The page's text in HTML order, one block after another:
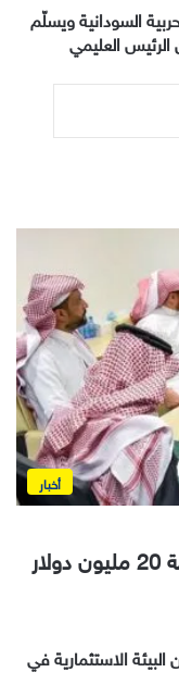
السودانية ويسلّم
الرئيس العليمي
أخبار
مركز الملك سلمان يقدم دعما بقيمة 20 مليون دولار
الاستثمارية في